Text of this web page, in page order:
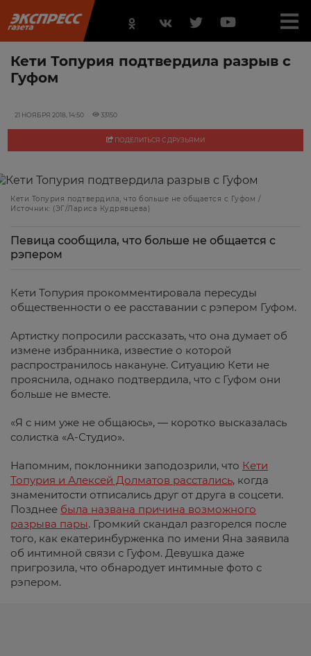
Кети Топурия подтвердила разрыв с
Гуфом
21 НОЯБРЯ 2018, 14:50 33150
ПОДЕЛИТЬСЯ С ДРУЗЬЯМИ
Кети Топурия подтвердила, что больше не общается с Гуфом /
Источник: (ЭГ/Лариса Кудрявцева)
Певица сообщила, что больше не общается с
рэпером
Кети Топурия прокомментировала пересуды
общественности о ее расставании с рэпером Гуфом.
Артистку попросили рассказать, что она думает об
измене избранника, известие о которой
распространилось накануне. Ситуацию Кети не
прояснила, однако подтвердила, что с Гуфом они
больше не вместе.
«Я с ним уже не общаюсь», — коротко высказалась
солистка «А-Студио».
Напомним, поклонники заподозрили, что Кети
Топурия и Алексей Долматов расстались, когда
знаменитости отписались друг от друга в соцсети.
Позднее была названа причина возможного
разрыва пары. Громкий скандал разгорелся после
того, как екатеринбурженка по имени Яна заявила
об интимной связи с Гуфом. Девушка даже
пригрозила, что обнародует интимные фото с
рэпером.